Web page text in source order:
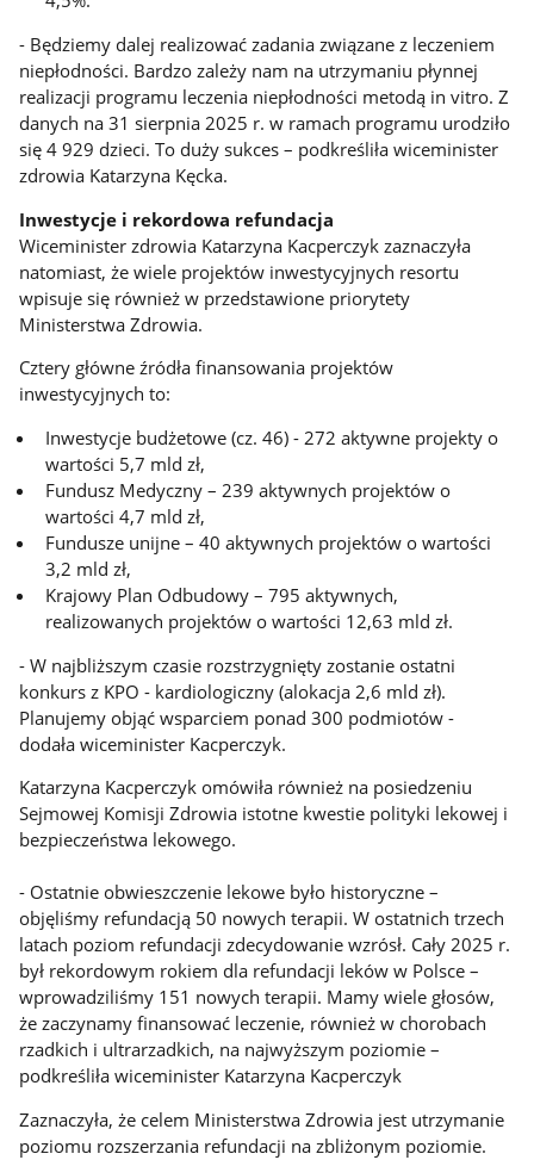
- Będziemy dalej realizować zadania związane z leczeniem
niepłodności. Bardzo zależy nam na utrzymaniu płynnej
realizacji programu leczenia niepłodności metodą in vitro. Z
danych na 31 sierpnia 2025 r. w ramach programu urodziło
się 4 929 dzieci. To duży sukces – podkreśliła wiceminister
zdrowia Katarzyna Kęcka.
Inwestycje i rekordowa refundacja
Wiceminister zdrowia Katarzyna Kacperczyk zaznaczyła
natomiast, że wiele projektów inwestycyjnych resortu
wpisuje się również w przedstawione priorytety
Ministerstwa Zdrowia.
Cztery główne źródła finansowania projektów
inwestycyjnych to:
Inwestycje budżetowe (cz. 46) - 272 aktywne projekty o
wartości 5,7 mld zł,
Fundusz Medyczny – 239 aktywnych projektów o
wartości 4,7 mld zł,
Fundusze unijne – 40 aktywnych projektów o wartości
3,2 mld zł,
Krajowy Plan Odbudowy – 795 aktywnych,
realizowanych projektów o wartości 12,63 mld zł.
- W najbliższym czasie rozstrzygnięty zostanie ostatni
konkurs z KPO - kardiologiczny (alokacja 2,6 mld zł).
Planujemy objąć wsparciem ponad 300 podmiotów -
dodała wiceminister Kacperczyk.
Katarzyna Kacperczyk omówiła również na posiedzeniu
Sejmowej Komisji Zdrowia istotne kwestie polityki lekowej i
bezpieczeństwa lekowego.
- Ostatnie obwieszczenie lekowe było historyczne –
objęliśmy refundacją 50 nowych terapii. W ostatnich trzech
latach poziom refundacji zdecydowanie wzrósł. Cały 2025 r.
był rekordowym rokiem dla refundacji leków w Polsce –
wprowadziliśmy 151 nowych terapii. Mamy wiele głosów,
że zaczynamy finansować leczenie, również w chorobach
rzadkich i ultrarzadkich, na najwyższym poziomie –
podkreśliła wiceminister Katarzyna Kacperczyk
Zaznaczyła, że celem Ministerstwa Zdrowia jest utrzymanie
poziomu rozszerzania refundacji na zbliżonym poziomie.